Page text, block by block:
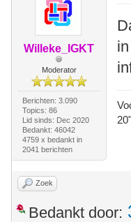
Willeke_IGKT
Moderator
Berichten: 3.090
Topics: 86
Lid sinds: Dec 2020
Bedankt: 46042
4759 x bedankt in
2041 berichten
Zoek
Bedankt door: